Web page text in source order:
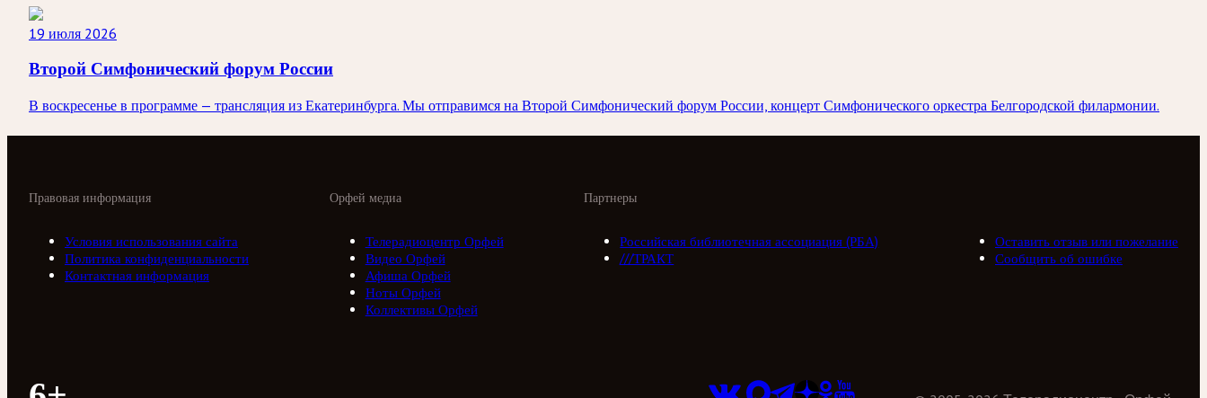
19 июля 2026
Второй Симфонический форум России
В воскресенье в программе — трансляция из Екатеринбурга. Мы отправимся на Второй Симфонический форум России, концерт Симфонического оркестра Белгородской филармонии.
Орфей медиа
Телерадиоцентр Орфей
Видео Орфей
Афиша Орфей
Ноты Орфей
Коллективы Орфей
Партнеры
Российская библиотечная ассоциация (РБА)
///ТРАКТ
Правовая информация
Условия использования сайта
Политика конфиденциальности
Контактная информация
Оставить отзыв или пожелание
Сообщить об ошибке